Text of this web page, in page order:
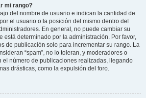
mi rango?
del nombre de usuario e indican la cantidad de
el usuario o la posición del mismo dentro del
En general, no puede cambiar su
está determinado por la administración. Por favor,
de publicación solo para incrementar su rango. La
“spam”, no lo toleran, y moderadores o
el número de publicaciones realizadas, llegando
drásticas, como la expulsión del foro.